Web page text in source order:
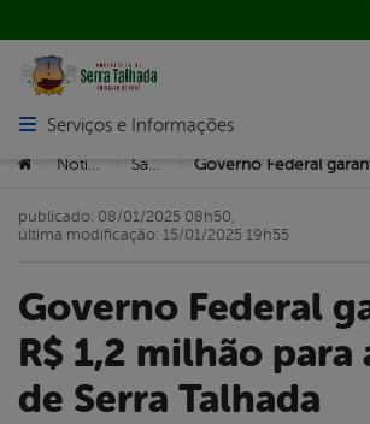
Abrir menu principal de navegação
Serviços e Informações
Você está aqui:
> Notícias > >
Governo Federal garante
R$ 1,2 milhão para
de Serra Talhada
publicado: 08/01/2025 08h50,
última modificação: 15/01/2025 19h55